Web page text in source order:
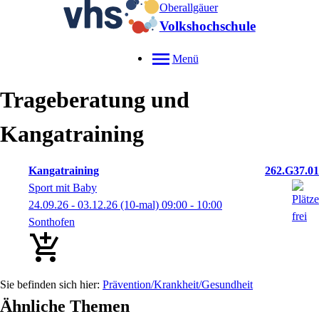
Oberallgäuer
Volkshochschule
Menü
Trageberatung und
Kangatraining
Kangatraining
262.G37.01
Sport mit Baby
24.09.26 - 03.12.26 (10-mal) 09:00 - 10:00
Sonthofen
Prävention/Krankheit/Gesundheit
Ähnliche Themen